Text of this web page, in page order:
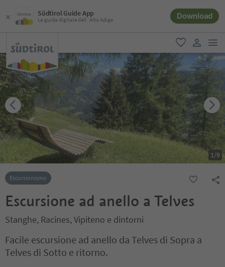
Südtirol Guide App
La guida digitale dell´Alto Adige Download
favoriti
user link
1/9
Escursionismo
Escursione ad anello a Telves
Stanghe, Racines, Vipiteno e dintorni
Facile escursione ad anello da Telves di Sopra a
Telves di Sotto e ritorno.